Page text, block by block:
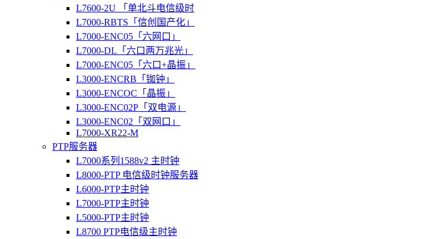
L7600-2U 「单北斗电信级时
L7000-RBTS「信创国产化」
L7000-ENC05「六网口」
L7000-DL「六口两万兆光」
L7000-ENC05「六口+晶振」
L3000-ENCRB「铷钟」
L3000-ENCOC「晶振」
L3000-ENC02P「双电源」
L3000-ENC02「双网口」
L7000-XR22-M
PTP服务器
L7000系列1588v2 主时钟
L8000-PTP 电信级时钟服务器
L6000-PTP主时钟
L7000-PTP主时钟
L5000-PTP主时钟
L8700 PTP电信级主时钟